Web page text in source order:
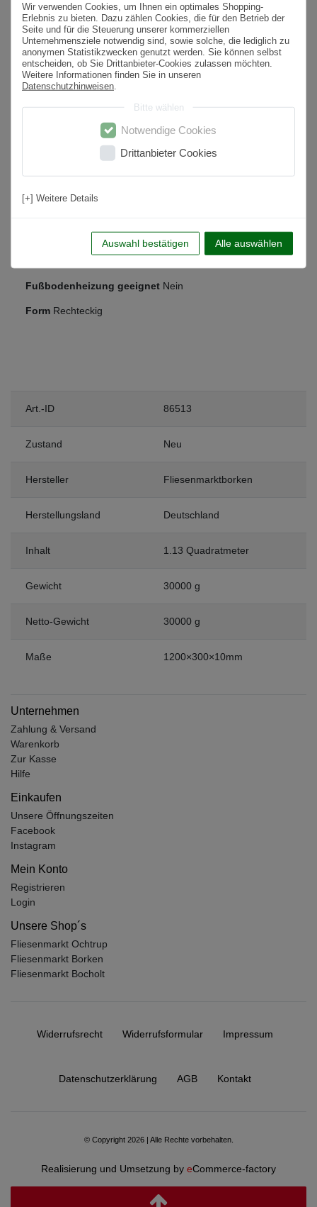
Produktbeschreibung
Format 34x111 cm
Paketinhalt -m² /- St.
Dekoroptik
Nutzungsbereich
Wand
Fußbodenheizung geeignet Nein
Form Rechteckig
Art.-ID 86513
Zustand Neu
Hersteller Fliesenmarktborken
Herstellungsland Deutschland
Inhalt 1.13 Quadratmeter
Gewicht 30000 g
Netto-Gewicht 30000 g
Maße 1200×300×10mm
Unternehmen
Zahlung & Versand
Warenkorb
Zur Kasse
Hilfe
Einkaufen
Unsere Öffnungszeiten
Facebook
Instagram
Mein Konto
Registrieren
Login
Unsere Shop´s
Fliesenmarkt Ochtrup
Fliesenmarkt Borken
Fliesenmarkt Bocholt
Widerrufs­recht Widerrufs­formular Impressum
Daten­schutz­erklärung AGB Kontakt
© Copyright 2026 | Alle Rechte vorbehalten.
Realisierung und Umsetzung by eCommerce-factory
Wir verwenden Cookies, um Ihnen ein optimales Shopping-
Erlebnis zu bieten. Dazu zählen Cookies, die für den Betrieb der
Seite und für die Steuerung unserer kommerziellen
Unternehmensziele notwendig sind, sowie solche, die lediglich zu
anonymen Statistikzwecken genutzt werden. Sie können selbst
entscheiden, ob Sie Drittanbieter-Cookies zulassen möchten.
Weitere Informationen finden Sie in unseren
Datenschutzhinweisen
Bitte wählen
Notwendige Cookies
Drittanbieter Cookies
[+] Weitere Details
Auswahl bestätigen Alle auswählen